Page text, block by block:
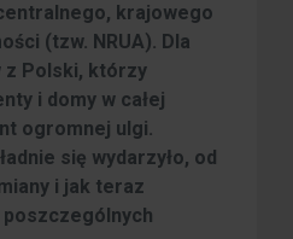
krajowego
(tzw. NRUA). Dla
z Polski, którzy
i domy w całej
ogromnej ulgi.
się wydarzyło, od
i jak teraz
poszczególnych